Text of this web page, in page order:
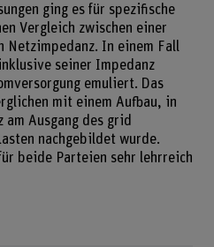
ging es für spezifische
Vergleich zwischen einer
In einem Fall
seiner Impedanz
emuliert. Das
mit einem Aufbau, in
Ausgang des grid
nachgebildet wurde.
beide Parteien sehr lehrreich